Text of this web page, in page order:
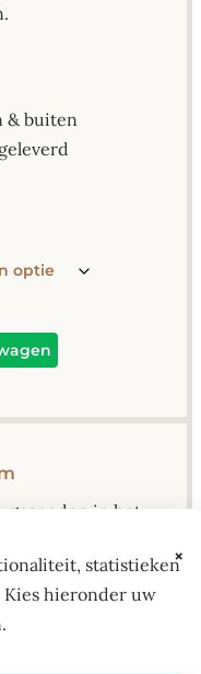
& buiten
gesneden in het
heeft een
voor
×
statistieken
Kies hieronder uw